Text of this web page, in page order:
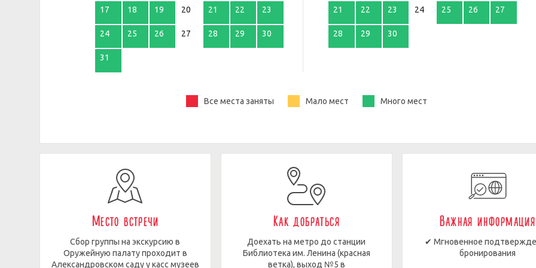
17 18 19 20 21 22 23
24 25 26 27 28 29 30
31
21 22 23 24 25 26 27
28 29 30
Все места заняты Мало мест Много мест
Место встречи
Сбор группы на экскурсию в
Оружейную палату проходит в
Александровском саду у касс музеев
Как добраться
Доехать на метро до станции
Библиотека им. Ленина (красная
ветка), выход №5 в
Важная информация
✔ Мгновенное
бронирования